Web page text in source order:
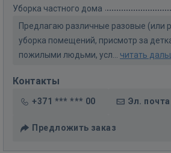
Уборка частного дома
Предлагаю различные разовые (или
уборка помещений, присмотр за
пожилыми людьми, усл... читать
Контакты
+371 *** *** 00 Эл. почта
Предложить заказ